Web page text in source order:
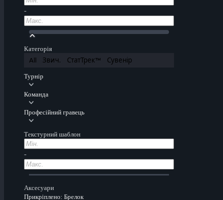
-
Категорія
All Звич. СтатТрек™ Сувенір
Турнір
Команда
Професійний гравець
Текстурний шаблон
-
Аксесуари
Прикріплено: Брелок